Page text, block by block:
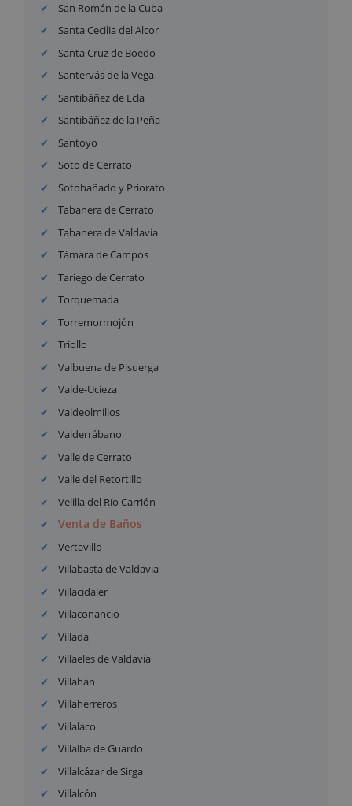
San Román de la Cuba
Santa Cecilia del Alcor
Santa Cruz de Boedo
Santervás de la Vega
Santibáñez de Ecla
Santibáñez de la Peña
Santoyo
Soto de Cerrato
Sotobañado y Priorato
Tabanera de Cerrato
Tabanera de Valdavia
Támara de Campos
Tariego de Cerrato
Torquemada
Torremormojón
Triollo
Valbuena de Pisuerga
Valde-Ucieza
Valdeolmillos
Valderrábano
Valle de Cerrato
Valle del Retortillo
Velilla del Río Carrión
Venta de Baños
Vertavillo
Villabasta de Valdavia
Villacidaler
Villaconancio
Villada
Villaeles de Valdavia
Villahán
Villaherreros
Villalaco
Villalba de Guardo
Villalcázar de Sirga
Villalcón